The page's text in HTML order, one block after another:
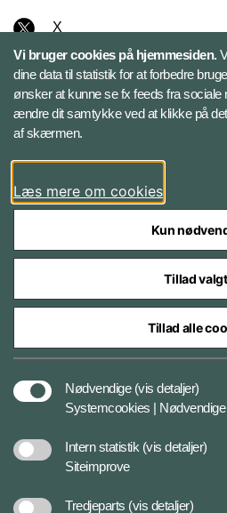
X
Instagram
Bluesky
LinkedIn
Styrelser og myndigheder
Vi bruger cookies på hjemmesiden.
dine data til statistik for at forbedre
ønsker at kunne se fx feeds fra sociale
ændre dit samtykke ved at klikke på
af skærmen.
Læs mere om cookies
Kun
Tillad
Tillad alle
Nødvendige (vis detaljer)
Systemcookies | Nødvendige
Intern statistik (vis detaljer)
Siteimprove
Tredjeparts (vis detaljer)